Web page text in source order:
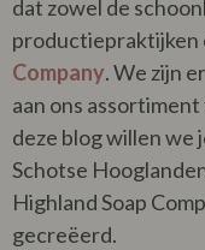
dat zowel de
productiepraktijken
Company. We zijn
aan ons
deze blog willen we
Schotse
Highland Soap
gecreëerd.